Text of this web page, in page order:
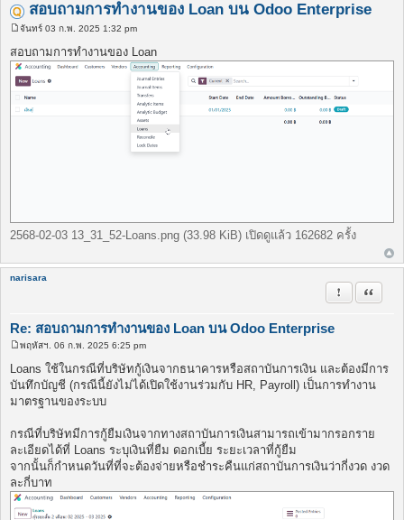
สอบถามการทำงานของ Loan บน Odoo Enterprise
พ
ส
ต์
จันทร์ 03 ก.พ. 2025 1:32 pm
สอบถามการทำงานของ Loan
2568-02-03 13_31_52-Loans.png (33.98 KiB) เปิดดูแล้ว 162682 ครั้ง
narisara
Re: สอบถามการทำงานของ Loan บน Odoo Enterprise
รายงานในข้
อ้างคำ
ส
ต์
พฤหัสฯ. 06 ก.พ. 2025 6:25 pm
Loans ใช้ในกรณีที่บริษัทกู้เงินจากธนาคารหรือสถาบันการเงิน และต้องมีการ
บันทึกบัญชี (กรณีนี้ยังไม่ได้เปิดใช้งานร่วมกับ HR, Payroll) เป็นการทำงาน
มาตรฐานของระบบ
กรณีที่บริษัทมีการกู้ยืมเงินจากทางสถาบันการเงินสามารถเข้ามากรอกราย
ละเอียดได้ที่ Loans ระบุเงินที่ยืม ดอกเบี้ย ระยะเวลาที่กู้ยืม
จากนั้นก็กำหนดวันที่ที่จะต้องจ่ายหรือชำระคืนแก่สถาบันการเงินว่ากี่งวด งวด
ละกี่บาท